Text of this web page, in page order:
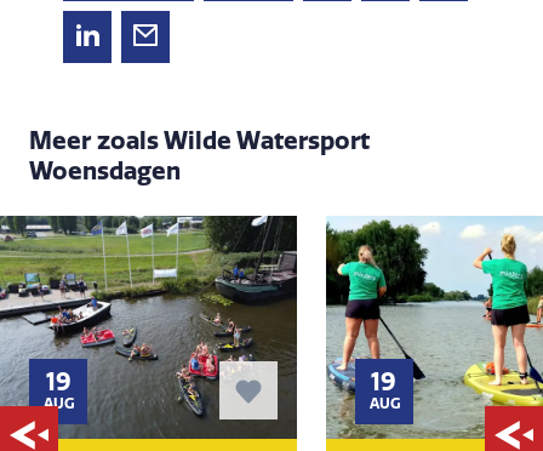
Meer zoals Wilde Watersport
Woensdagen
19
AUG
19
AUG